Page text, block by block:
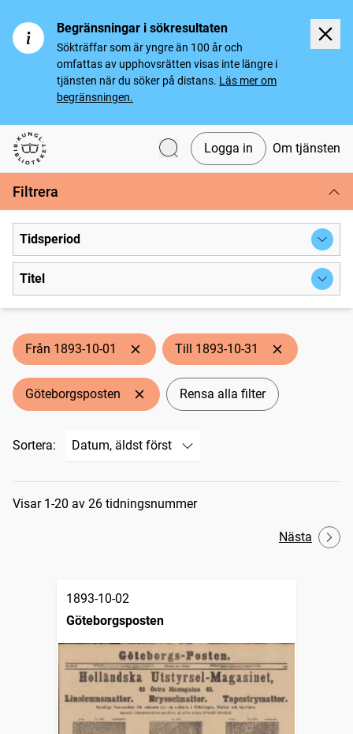
Begränsningar i sökresultaten
Sökträffar som är yngre än 100 år och
omfattas av upphovsrätten visas inte längre i
tjänsten när du söker på distans. Läs mer om
begränsningen.
Svenska tidningar
Logga in Om tjänsten
Filtrera
Tidsperiod
Titel
Från 1893-10-01 Till 1893-10-31
Göteborgsposten Rensa alla filter
Sortera:
Sökresultat
Visar 1-20 av 26 tidningsnummer
Nästa
1893-10-02
Göteborgsposten